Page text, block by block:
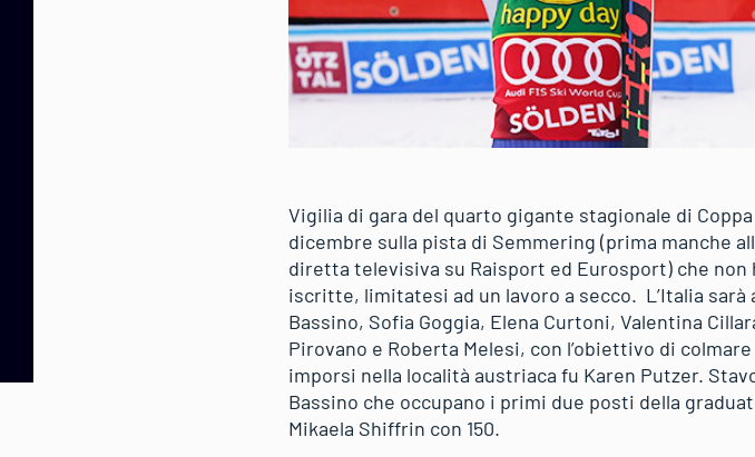
Vigilia di gara del quarto gigante stagionale di
dicembre sulla pista di Semmering (prima manche
diretta televisiva su Raisport ed Eurosport) che
iscritte, limitatesi ad un lavoro a secco. L’Italia
Bassino, Sofia Goggia, Elena Curtoni, Valentina
Pirovano e Roberta Melesi, con l’obiettivo di
imporsi nella località austriaca fu Karen Putzer.
Bassino che occupano i primi due posti della
Mikaela Shiffrin con 150.